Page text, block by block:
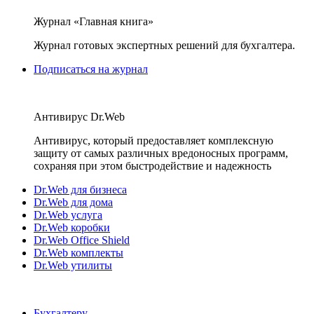
Журнал «Главная книга»
Журнал готовых экспертных решений для бухгалтера.
Подписаться на журнал
Антивирус Dr.Web
Антивирус, который предоставляет комплексную
защиту от самых различных вредоносных программ,
сохраняя при этом быстродействие и надежность
Dr.Web для бизнеса
Dr.Web для дома
Dr.Web услуга
Dr.Web коробки
Dr.Web Office Shield
Dr.Web комплекты
Dr.Web утилиты